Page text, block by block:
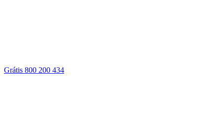
Grátis 800 200 434